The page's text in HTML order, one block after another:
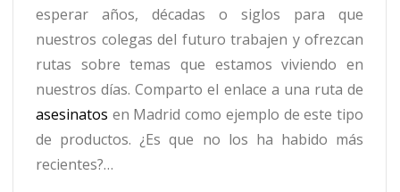
esperar años, décadas o siglos para que
nuestros colegas del futuro trabajen y ofrezcan
rutas sobre temas que estamos viviendo en
nuestros días. Comparto el enlace a una ruta de
asesinatos en Madrid como ejemplo de este tipo
de productos. ¿Es que no los ha habido más
recientes?…